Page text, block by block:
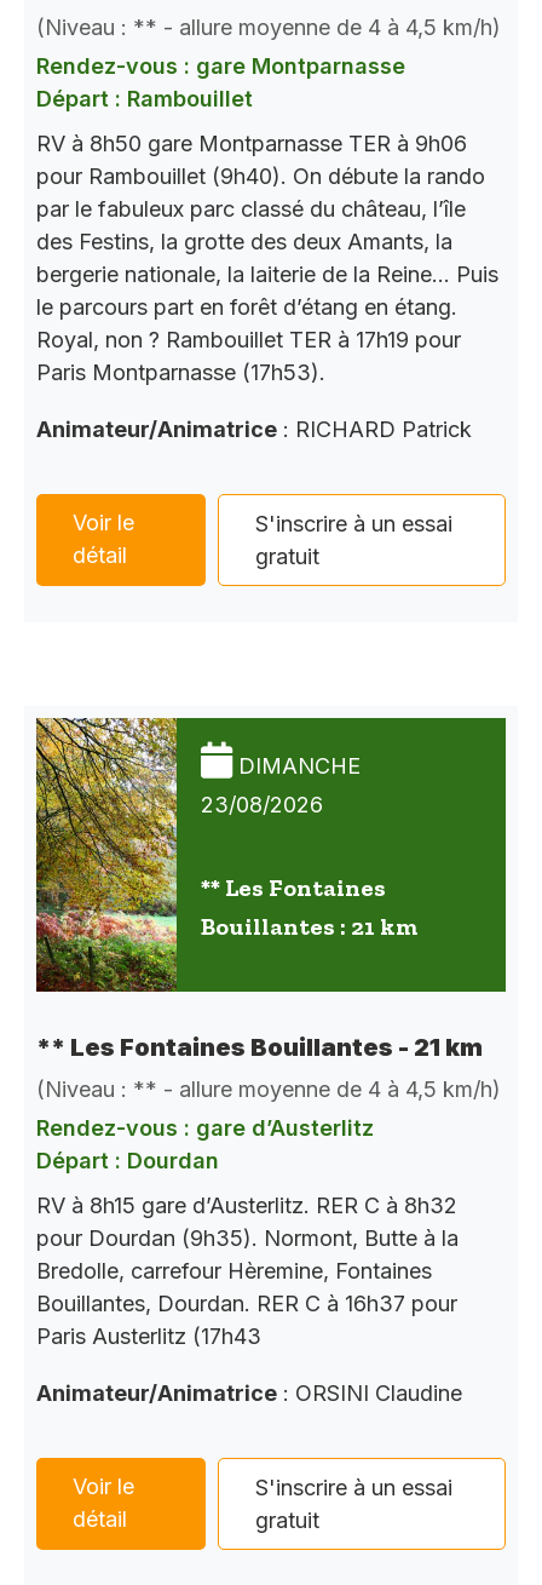
(Niveau : ** - allure moyenne de 4 à 4,5 km/h)
Rendez-vous : gare Montparnasse
Départ : Rambouillet
RV à 8h50 gare Montparnasse TER à 9h06
pour Rambouillet (9h40). On débute la rando
par le fabuleux parc classé du château, l’île
des Festins, la grotte des deux Amants, la
bergerie nationale, la laiterie de la Reine… Puis
le parcours part en forêt d’étang en étang.
Royal, non ? Rambouillet TER à 17h19 pour
Paris Montparnasse (17h53).
Animateur/Animatrice : RICHARD Patrick
Voir le
détail
S'inscrire à un essai
gratuit
DIMANCHE
23/08/2026
** Les Fontaines
Bouillantes : 21 km
** Les Fontaines Bouillantes - 21 km
(Niveau : ** - allure moyenne de 4 à 4,5 km/h)
Rendez-vous : gare d’Austerlitz
Départ : Dourdan
RV à 8h15 gare d’Austerlitz. RER C à 8h32
pour Dourdan (9h35). Normont, Butte à la
Bredolle, carrefour Hèremine, Fontaines
Bouillantes, Dourdan. RER C à 16h37 pour
Paris Austerlitz (17h43
Animateur/Animatrice : ORSINI Claudine
Voir le
détail
S'inscrire à un essai
gratuit